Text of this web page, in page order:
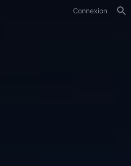
Connexion